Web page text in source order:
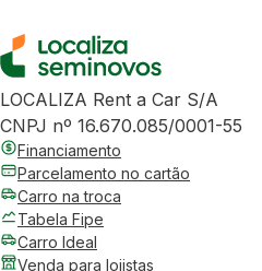
LOCALIZA Rent a Car S/A
CNPJ nº 16.670.085/0001-55
Financiamento
Parcelamento no cartão
Carro na troca
Tabela Fipe
Carro Ideal
Venda para lojistas